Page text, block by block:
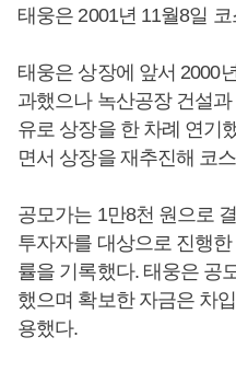
태웅은 2001년 11월8일
태웅은 상장에 앞서 2000
과했으나 녹산공장 건설
유로 상장을 한 차례 연기
면서 상장을 재추진해 코
공모가는 1만8천 원으로
투자자를 대상으로 진행
률을 기록했다. 태웅은 공
했으며 확보한 자금은 차
용했다.